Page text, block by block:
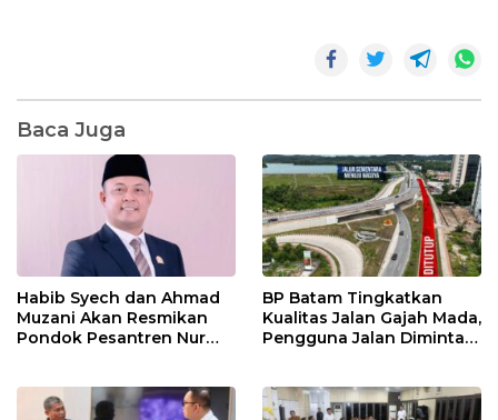
Baca Juga
Habib Syech dan Ahmad
Muzani Akan Resmikan
Pondok Pesantren Nur
BP Batam Tingkatkan
Kualitas Jalan Gajah Mada,
Pengguna Jalan Diminta